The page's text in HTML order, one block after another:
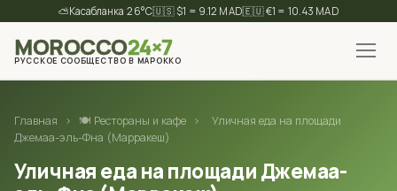
⛅ 26°C🇺🇸 $1 = 9.12 MAD🇪🇺 €1 = 10.43 MAD
MOROCCO24×7
РУССКОЕ СООБЩЕСТВО В МАРОККО
Главная › 🍽 Рестораны и кафе ›
Уличная еда на площади
Джемаа-эль-Фна (Марракеш)
Уличная еда на площади Джемаа-